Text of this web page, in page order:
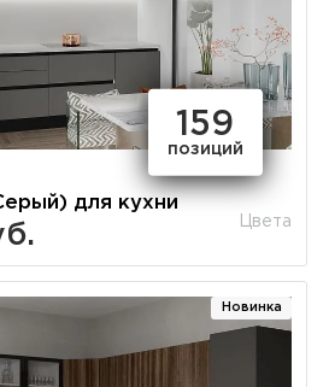
159
позиций
для кухни
Цвета
Новинка